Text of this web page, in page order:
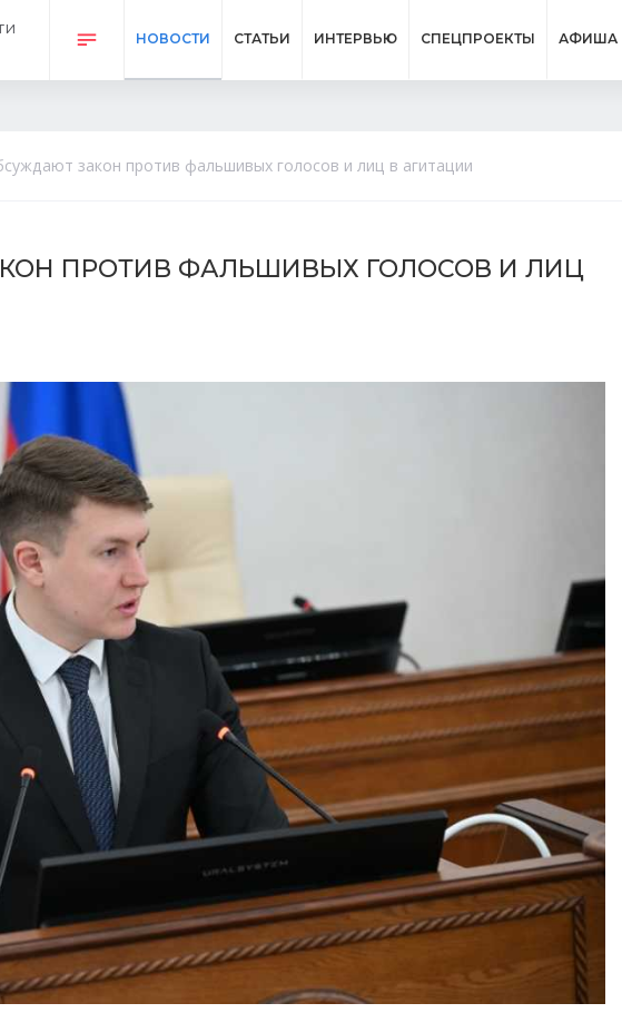
НОВОСТИ СТАТЬИ ИНТЕРВЬЮ СПЕЦПРОЕКТЫ АФИША
закон против фальшивых голосов и лиц в агитации
ПРОТИВ ФАЛЬШИВЫХ ГОЛОСОВ И ЛИЦ